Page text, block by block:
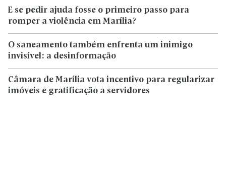
E se pedir ajuda fosse o primeiro passo para
romper a violência em Marília?
O saneamento também enfrenta um inimigo
invisível: a desinformação
Câmara de Marília vota incentivo para regularizar
imóveis e gratificação a servidores